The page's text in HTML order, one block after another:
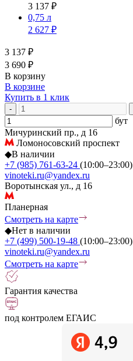
3 137 ₽
0,75 л
2 627 ₽
3 137 ₽
3 690 ₽
В корзину
В корзине
Купить в 1 клик
-
бут
Мичуринский пр., д 16
Ломоносовский проспект
◆В наличии
+7 (985) 761-63-24 (10:00–23:00)
vinoteki.ru@yandex.ru
Воротынская ул., д 16
Планерная
Смотреть на карте
◆Нет в наличии
+7 (499) 500-19-48 (10:00–23:00)
vinoteki.ru@yandex.ru
Смотреть на карте
Гарантия качества
под контролем ЕГАИС